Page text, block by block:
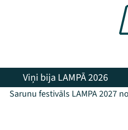
Viņi bija LAMPĀ 2026
Sarunu festivāls LAMPA 2027